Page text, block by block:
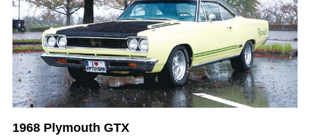
1968 Plymouth GTX